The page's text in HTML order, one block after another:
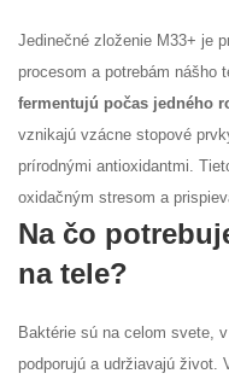
Jedinečné zloženie M33+ je
procesom a potrebám nášho
fermentujú počas jedného
vznikajú vzácne stopové
prírodnými antioxidantmi.
oxidačným stresom a
Na čo
na tele?
Baktérie sú na celom svete,
podporujú a udržiavajú život.